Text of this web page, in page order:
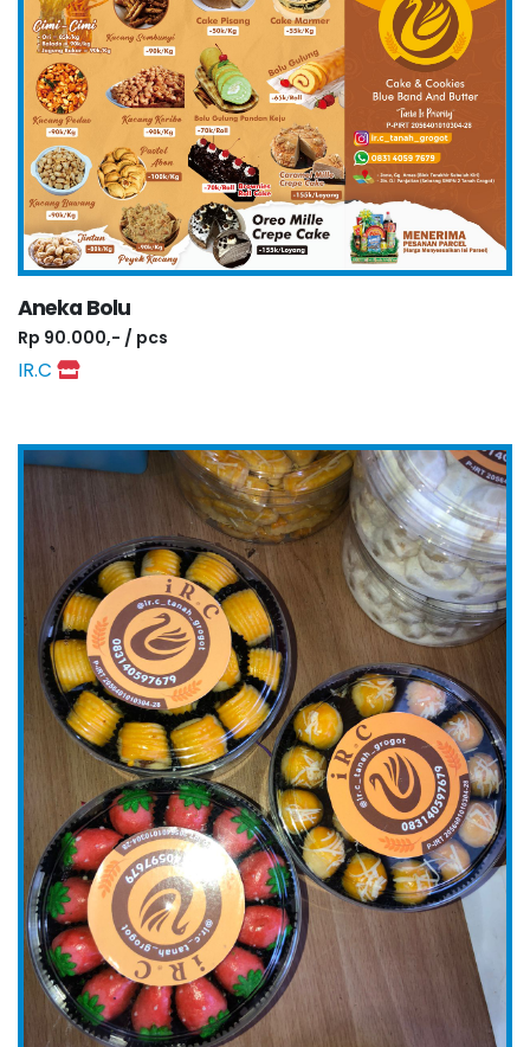
Aneka Bolu
Rp 90.000,- / pcs
IR.C